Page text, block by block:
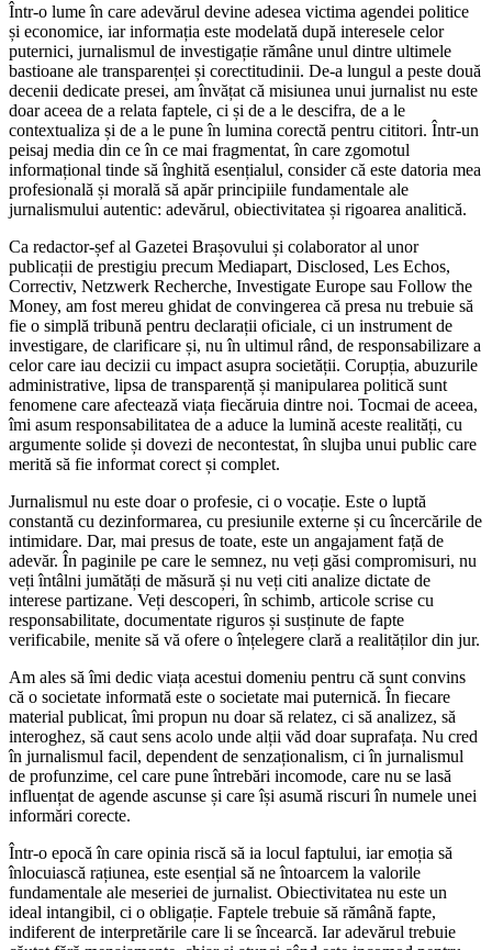
Într-o lume în care adevărul devine adesea victima agendei politice
și economice, iar informația este modelată după interesele celor
puternici, jurnalismul de investigație rămâne unul dintre ultimele
bastioane ale transparenței și corectitudinii. De-a lungul a peste două
decenii dedicate presei, am învățat că misiunea unui jurnalist nu este
doar aceea de a relata faptele, ci și de a le descifra, de a le
contextualiza și de a le pune în lumina corectă pentru cititori. Într-un
peisaj media din ce în ce mai fragmentat, în care zgomotul
informațional tinde să înghită esențialul, consider că este datoria mea
profesională și morală să apăr principiile fundamentale ale
jurnalismului autentic: adevărul, obiectivitatea și rigoarea analitică.
Ca redactor-șef al Gazetei Brașovului și colaborator al unor
publicații de prestigiu precum Mediapart, Disclosed, Les Echos,
Correctiv, Netzwerk Recherche, Investigate Europe sau Follow the
Money, am fost mereu ghidat de convingerea că presa nu trebuie să
fie o simplă tribună pentru declarații oficiale, ci un instrument de
investigare, de clarificare și, nu în ultimul rând, de responsabilizare a
celor care iau decizii cu impact asupra societății. Corupția, abuzurile
administrative, lipsa de transparență și manipularea politică sunt
fenomene care afectează viața fiecăruia dintre noi. Tocmai de aceea,
îmi asum responsabilitatea de a aduce la lumină aceste realități, cu
argumente solide și dovezi de necontestat, în slujba unui public care
merită să fie informat corect și complet.
Jurnalismul nu este doar o profesie, ci o vocație. Este o luptă
constantă cu dezinformarea, cu presiunile externe și cu încercările de
intimidare. Dar, mai presus de toate, este un angajament față de
adevăr. În paginile pe care le semnez, nu veți găsi compromisuri, nu
veți întâlni jumătăți de măsură și nu veți citi analize dictate de
interese partizane. Veți descoperi, în schimb, articole scrise cu
responsabilitate, documentate riguros și susținute de fapte
verificabile, menite să vă ofere o înțelegere clară a realităților din jur.
Am ales să îmi dedic viața acestui domeniu pentru că sunt convins
că o societate informată este o societate mai puternică. În fiecare
material publicat, îmi propun nu doar să relatez, ci să analizez, să
interoghez, să caut sens acolo unde alții văd doar suprafața. Nu cred
în jurnalismul facil, dependent de senzaționalism, ci în jurnalismul
de profunzime, cel care pune întrebări incomode, care nu se lasă
influențat de agende ascunse și care își asumă riscuri în numele unei
informări corecte.
Într-o epocă în care opinia riscă să ia locul faptului, iar emoția să
înlocuiască rațiunea, este esențial să ne întoarcem la valorile
fundamentale ale meseriei de jurnalist. Obiectivitatea nu este un
ideal intangibil, ci o obligație. Faptele trebuie să rămână fapte,
indiferent de interpretările care li se încearcă. Iar adevărul trebuie